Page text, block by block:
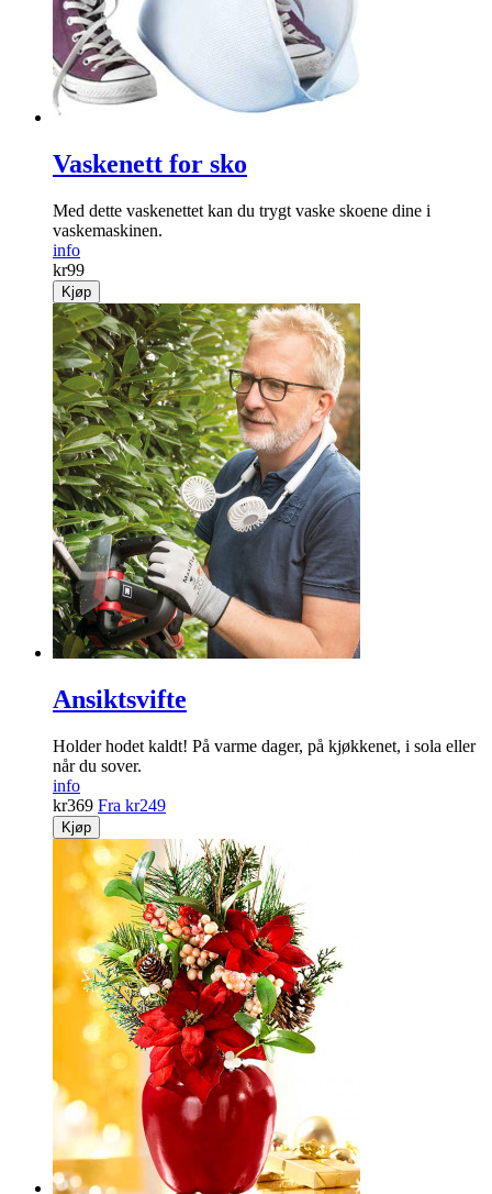
Vaskenett for sko
Med dette vaskenettet kan du trygt vaske skoene dine i
vaskemaskinen.
info
kr99
Kjøp
Ansiktsvifte
Holder hodet kaldt! På varme dager, på kjøkkenet, i sola eller
når du sover.
info
kr369 Fra kr249
Kjøp